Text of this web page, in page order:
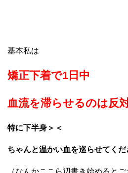
基本私は
矯正下着で1日中
血流を滞らせるのは反
特に下半身＞＜
ちゃんと温かい血を巡らせてくだ
（なんかここら辺書き始めると